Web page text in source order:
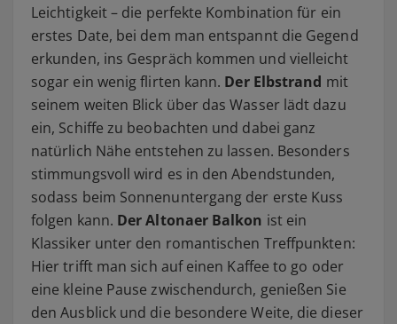
Leichtigkeit – die perfekte Kombination für ein
erstes Date, bei dem man entspannt die Gegend
erkunden, ins Gespräch kommen und vielleicht
sogar ein wenig flirten kann. Der Elbstrand mit
seinem weiten Blick über das Wasser lädt dazu
ein, Schiffe zu beobachten und dabei ganz
natürlich Nähe entstehen zu lassen. Besonders
stimmungsvoll wird es in den Abendstunden,
sodass beim Sonnenuntergang der erste Kuss
folgen kann. Der Altonaer Balkon ist ein
Klassiker unter den romantischen Treffpunkten:
Hier trifft man sich auf einen Kaffee to go oder
eine kleine Pause zwischendurch, genießen Sie
den Ausblick und die besondere Weite, die dieser